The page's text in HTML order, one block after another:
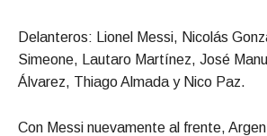
Delanteros: Lionel Messi, Nicolás
Simeone, Lautaro Martínez, José
Álvarez, Thiago Almada y Nico Paz.
Con Messi nuevamente al frente,